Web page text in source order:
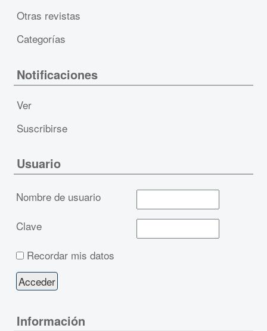
Otras revistas
Categorías
Notificaciones
Ver
Suscribirse
Usuario
Nombre de usuario
Clave
Recordar mis datos
Información